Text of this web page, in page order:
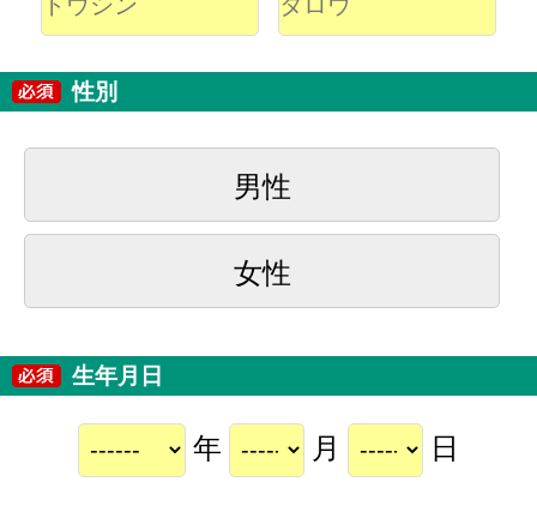
性別
男性
女性
生年月日
年 月 日